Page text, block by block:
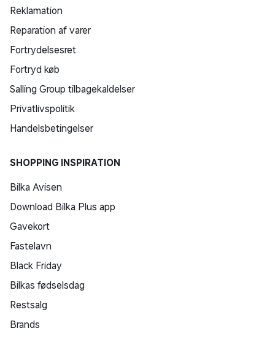
Reklamation
Reparation af varer
Fortrydelsesret
Fortryd køb
Salling Group tilbagekaldelser
Privatlivspolitik
Handelsbetingelser
SHOPPING INSPIRATION
Bilka Avisen
Download Bilka Plus app
Gavekort
Fastelavn
Black Friday
Bilkas fødselsdag
Restsalg
Brands